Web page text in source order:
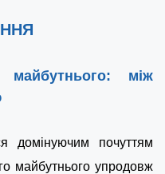
майбутнього: між
домінуючим почуттям
майбутнього упродовж